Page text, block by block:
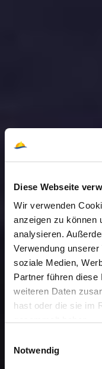
Diese Webseite
Wir verwenden
anzeigen zu können
analysieren.
Verwendung
soziale Medien,
Partner führen
weiteren Daten
hast oder die sie im
Notwendig